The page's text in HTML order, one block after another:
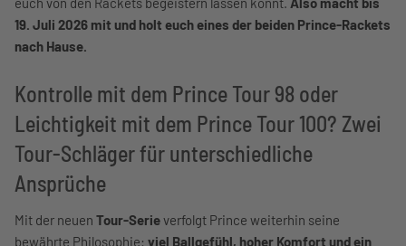
19. Juli 2026 mit und holt euch eines der beiden Prince-Rackets
nach Hause.
Kontrolle mit dem Prince Tour 98 oder
Leichtigkeit mit dem Prince Tour 100? Zwei
Tour-Schläger für unterschiedliche
Ansprüche
Mit der neuen Tour-Serieverfolgt Prince weiterhin seine
bewährte Philosophie: viel Ballgefühl, hoher Komfort und ein